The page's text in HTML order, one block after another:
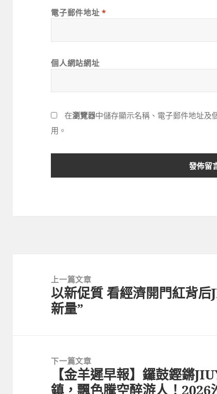
電子郵件地址 *
個人網站網址
在瀏覽器中儲存顯示名稱、電子郵件地址及
用。
上一篇文章
上
一
以新促質 看經濟開門紅背
新量”
下一篇文章
一
【金羊遲早報】鑼鼓鏗鏘
鎮，飄色騰空醉游人！2026